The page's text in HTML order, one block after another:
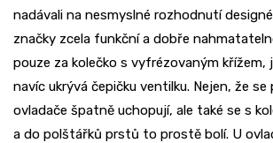
nadávali na nesmyslné rozhodnutí
značky zcela funkční a dobře
pouze za kolečko s vyfrézovaným
navíc ukrývá čepičku ventilku. Nejen, že
ovladače špatně uchopují, ale také se s
a do polštářků prstů to prostě bolí. U